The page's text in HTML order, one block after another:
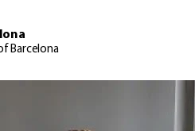
Barcelona